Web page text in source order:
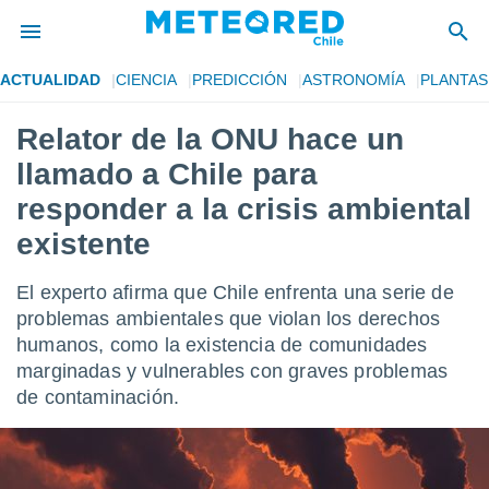
de
por
la
que se
calidad.
las
forma
digital
basada
ACTUALIDAD CIENCIA PREDICCIÓN ASTRONOMÍA PLANTAS
Relator de la ONU hace un
llamado a Chile para
responder a la crisis ambiental
existente
El experto afirma que Chile enfrenta una serie de
problemas ambientales que violan los derechos
humanos, como la existencia de comunidades
marginadas y vulnerables con graves problemas
de contaminación.